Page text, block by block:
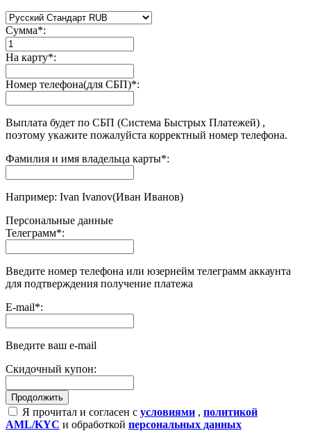
Сумма*:
На карту*:
Номер телефона(для СБП)*:
Выплата будет по СБП (Система Быстрых Платежей) ,
поэтому укажите пожалуйста корректный номер телефона.
Фамилия и имя владельца карты*:
Например: Ivan Ivanov(Иван Иванов)
Персональные данные
Телеграмм*:
Введите номер телефона или юзернейм телеграмм аккаунта
для подтверждения получение платежа
E-mail*:
Введите ваш e-mail
Скидочный купон:
Я прочитал и согласен с условиями , политикой
AML/KYC и обработкой персональных данных